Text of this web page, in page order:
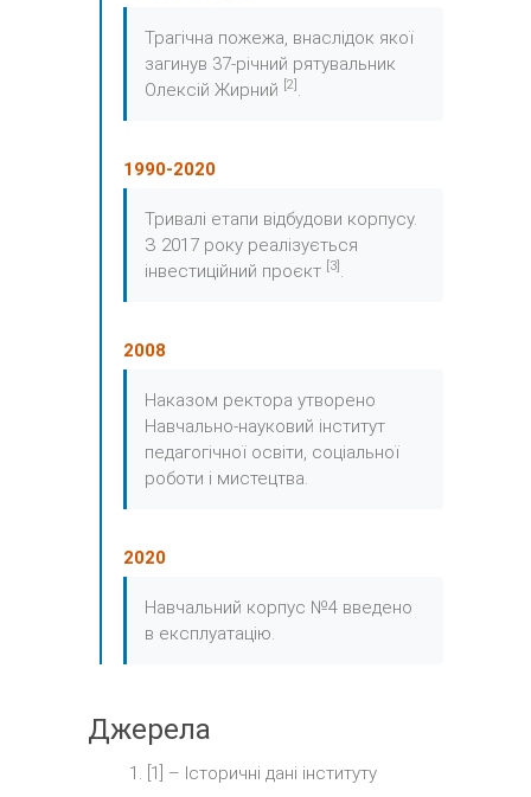
Трагічна пожежа, внаслідок якої
загинув 37-річний рятувальник
Олексій Жирний
[2] .
1990-2020
Тривалі етапи відбудови корпусу.
З 2017 року реалізується
інвестиційний проєкт
[3] .
2008
Наказом ректора утворено
Навчально-науковий інститут
педагогічної освіти, соціальної
роботи і мистецтва.
2020
Навчальний корпус №4 введено
в експлуатацію.
Джерела
[1] – Історичні дані інституту